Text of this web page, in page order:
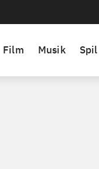
Film Musik Spil